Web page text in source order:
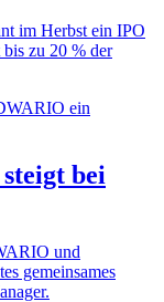
im Herbst ein IPO
zu 20 % der
bei
und
gemeinsames